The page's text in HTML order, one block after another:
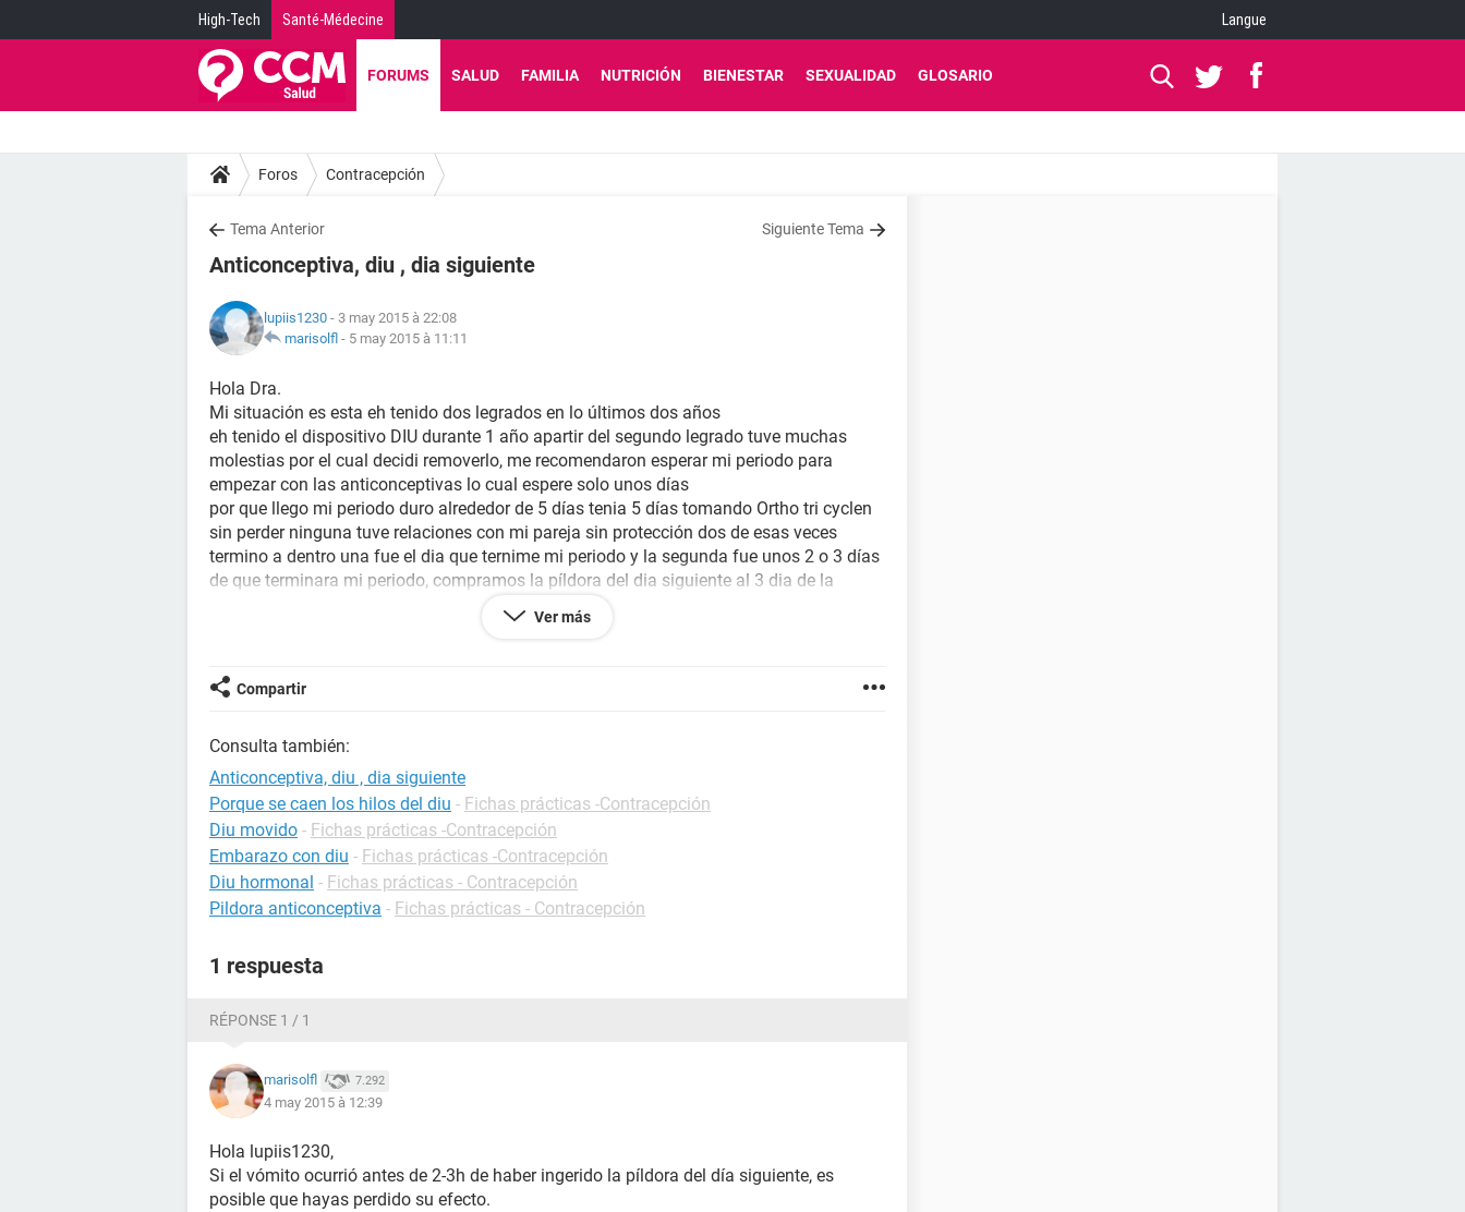
High-Tech Santé-Médecine Langue
FORUMS SALUD FAMILIA NUTRICIÓN BIENESTAR SEXUALIDAD GLOSARIO
Foros Contracepción
Tema Anterior Siguiente Tema
Anticonceptiva, diu , dia siguiente
lupiis1230 - 3 may 2015 à 22:08
marisolfl - 5 may 2015 à 11:11
Hola Dra.
Mi situación es esta eh tenido dos legrados en lo últimos dos años
eh tenido el dispositivo DIU durante 1 año apartir del segundo legrado tuve muchas
molestias por el cual decidi removerlo, me recomendaron esperar mi periodo para
empezar con las anticonceptivas lo cual espere solo unos días
por que llego mi periodo duro alrededor de 5 días tenia 5 días tomando Ortho tri cyclen
sin perder ninguna tuve relaciones con mi pareja sin protección dos de esas veces
termino a dentro una fue el dia que ternime mi periodo y la segunda fue unos 2 o 3 días
de que terminara mi periodo, compramos la píldora del dia siguiente al 3 dia de la
relaciones sin protección ese dia me la tome pero a unas cuantas hras tuve un vomito
Ver más
Compartir
Consulta también:
Anticonceptiva, diu , dia siguiente
Porque se caen los hilos del diu - Fichas prácticas -Contracepción
Diu movido - Fichas prácticas -Contracepción
Embarazo con diu - Fichas prácticas -Contracepción
Diu hormonal - Fichas prácticas - Contracepción
Pildora anticonceptiva - Fichas prácticas - Contracepción
1 respuesta
RÉPONSE 1 / 1
marisolfl 7.292
4 may 2015 à 12:39
Hola lupiis1230,
Si el vómito ocurrió antes de 2-3h de haber ingerido la píldora del día siguiente, es
posible que hayas perdido su efecto.